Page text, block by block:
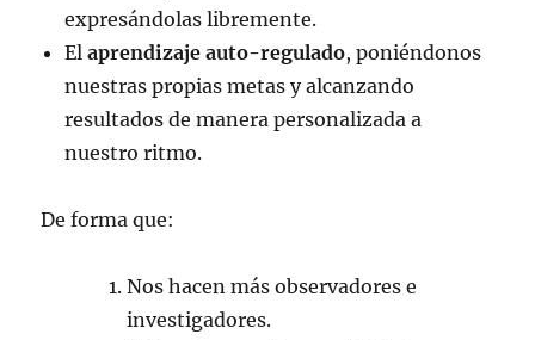
expresándolas libremente.
El aprendizaje auto-regulado, poniéndonos
nuestras propias metas y alcanzando
resultados de manera personalizada a
nuestro ritmo.
De forma que:
Nos hacen más observadores e
investigadores.